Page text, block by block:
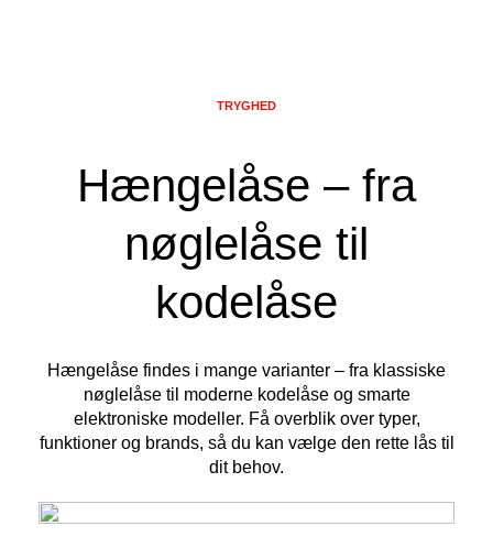
Hængelåse – fra
nøglelåse til
kodelåse
TRYGHED
Hængelåse findes i mange varianter – fra klassiske
nøglelåse til moderne kodelåse og smarte
elektroniske modeller. Få overblik over typer,
funktioner og brands, så du kan vælge den rette lås til
dit behov.